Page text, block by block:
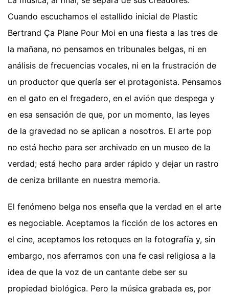
Cuando escuchamos el estallido inicial de Plastic
Bertrand Ça Plane Pour Moi en una fiesta a las tres de
la mañana, no pensamos en tribunales belgas, ni en
análisis de frecuencias vocales, ni en la frustración de
un productor que quería ser el protagonista. Pensamos
en el gato en el fregadero, en el avión que despega y
en esa sensación de que, por un momento, las leyes
de la gravedad no se aplican a nosotros. El arte pop
no está hecho para ser archivado en un museo de la
verdad; está hecho para arder rápido y dejar un rastro
de ceniza brillante en nuestra memoria.
El fenómeno belga nos enseña que la verdad en el arte
es negociable. Aceptamos la ficción de los actores en
el cine, aceptamos los retoques en la fotografía y, sin
embargo, nos aferramos con una fe casi religiosa a la
idea de que la voz de un cantante debe ser su
propiedad biológica. Pero la música grabada es, por